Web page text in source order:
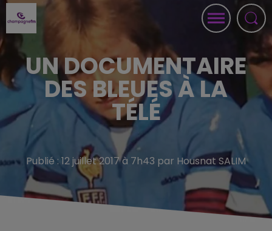
UN DOCUMENTAIRE
DES BLEUES À LA
TÉLÉ
Publié : 12 juillet 2017 à 7h43 par Housnat SALIM